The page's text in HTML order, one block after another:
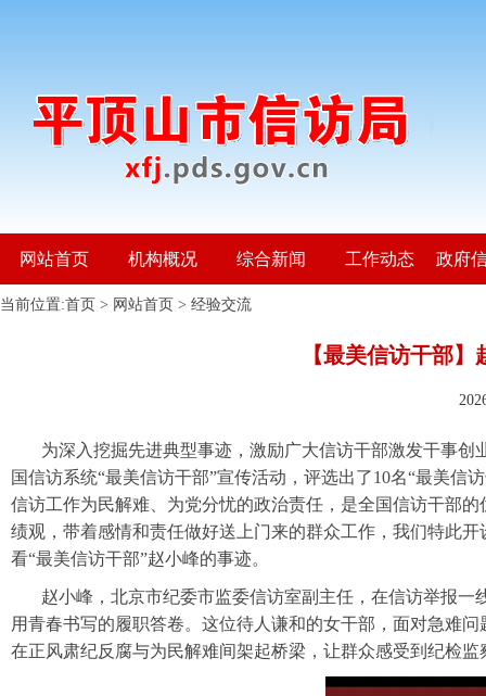
网站首页 机构概况 综合新闻 工作动态 政府
当前位置:首页 > 网站首页 > 经验交流
【最美信访干部
为深入挖掘先进典型事迹，激励广大信访干部激发干事
国信访系统“最美信访干部”宣传活动，评选出了10名“最美
信访工作为民解难、为党分忧的政治责任，是全国信访干部
绩观，带着感情和责任做好送上门来的群众工作，我们特此
看“最美信访干部”赵小峰的事迹。
赵小峰，北京市纪委市监委信访室副主任，在信访举报
用青春书写的履职答卷。这位待人谦和的女干部，面对急难
在正风肃纪反腐与为民解难间架起桥梁，让群众感受到纪检